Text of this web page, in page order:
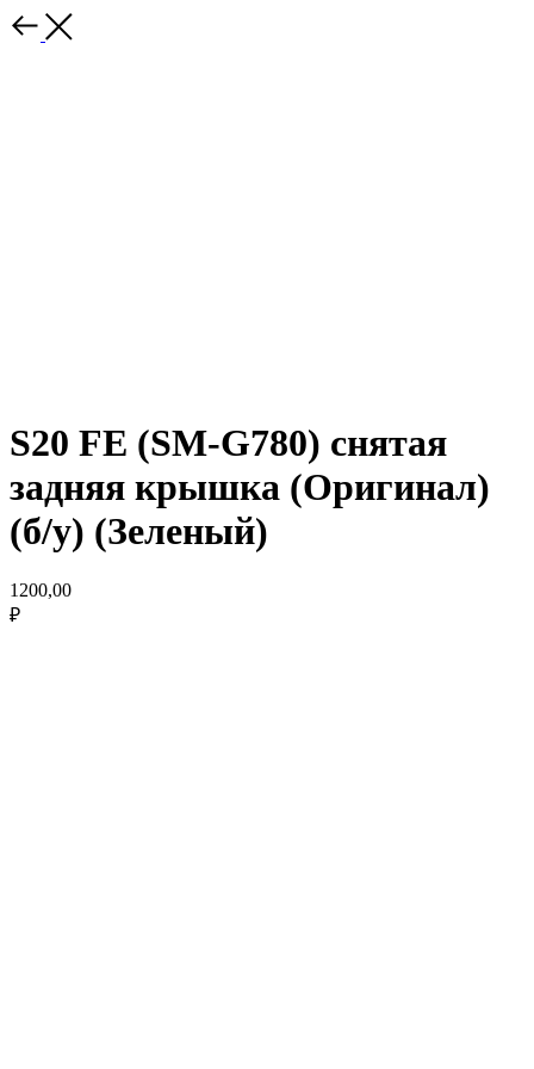
S20 FE (SM-G780) снятая
задняя крышка (Оригинал)
(б/у) (Зеленый)
1200,00
₽